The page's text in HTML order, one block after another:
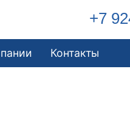
+7
Контакты